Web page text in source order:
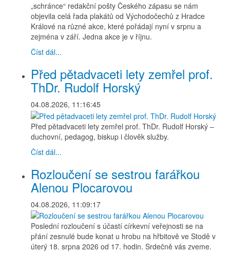
„schránce“ redakční pošty Českého zápasu se nám
objevila celá řada plakátů od Východočechů z Hradce
Králové na různé akce, které pořádají nyní v srpnu a
zejména v září. Jedna akce je v říjnu.
Číst dál...
Před pětadvaceti lety zemřel prof.
ThDr. Rudolf Horský
04.08.2026, 11:16:45
Před pětadvaceti lety zemřel prof. ThDr. Rudolf Horský –
duchovní, pedagog, biskup i člověk služby.
Číst dál...
Rozloučení se sestrou farářkou
Alenou Plocarovou
04.08.2026, 11:09:17
Poslední rozloučení s účastí církevní veřejnosti se na
přání zesnulé bude konat u hrobu na hřbitově ve Stodě v
úterý 18. srpna 2026 od 17. hodin. Srdečně vás zveme.